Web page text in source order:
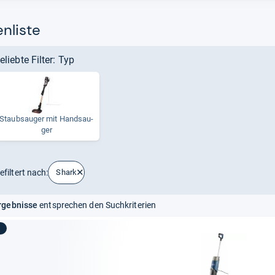
Filter: Typ
Staub­sau­ger mit Handsau­
ger
nach: Shark
entsprechen den Suchkriterien